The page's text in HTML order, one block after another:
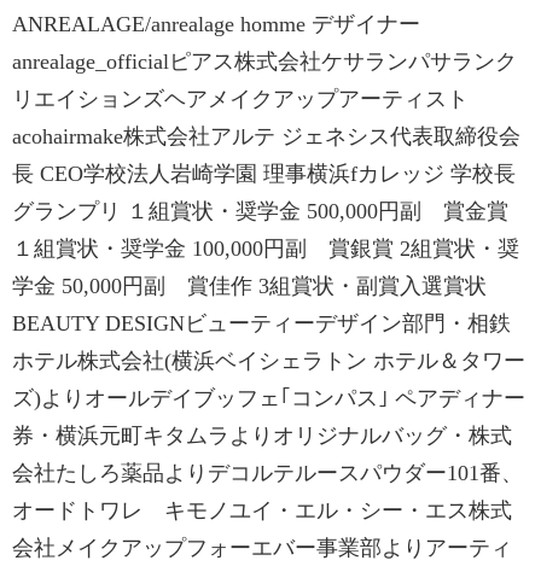
ANREALAGE/anrealage homme デザイナー
anrealage_officialピアス株式会社ケサランパサランク
リエイションズヘアメイクアップアーティスト
acohairmake株式会社アルテ ジェネシス代表取締役会
長 CEO学校法人岩崎学園 理事横浜fカレッジ 学校長
グランプリ １組賞状・奨学金 500,000円副 賞金賞
１組賞状・奨学金 100,000円副 賞銀賞 2組賞状・奨
学金 50,000円副 賞佳作 3組賞状・副賞入選賞状
BEAUTY DESIGNビューティーデザイン部門・相鉄
ホテル株式会社(横浜ベイシェラトン ホテル＆タワー
ズ)よりオールデイブッフェ｢コンパス｣ ペアディナー
券・横浜元町キタムラよりオリジナルバッグ・株式
会社たしろ薬品よりデコルテルースパウダー101番、
オードトワレ キモノユイ・エル・シー・エス株式
会社メイクアップフォーエバー事業部よりアーティ